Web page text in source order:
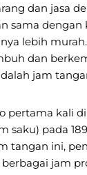
dan jasa
sama dengan
lebih
dan
jam
pertama kali
saku) pada
tangan ini,
jam